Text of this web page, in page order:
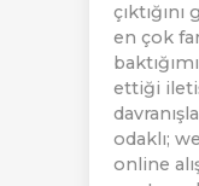
en çok
ettiği
odaklı;
online